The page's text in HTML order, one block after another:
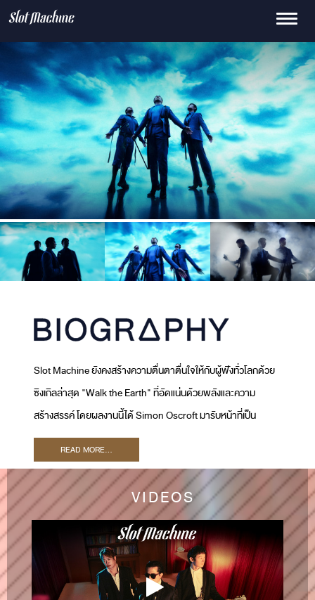
Slot Machine ยังคงสร้างความตื่นตาตื่นใจให้กับผู้ฟังทั่วโลกด้วย
ซิงเกิลล่าสุด "Walk the Earth" ที่อัดแน่นด้วยพลังและความ
สร้างสรรค์ โดยผลงานนี้ได้ Simon Oscroft มารับหน้าที่เป็น
โปรดิวเซอร์ และ Ryan Tedder เจ้าของรางวัลแกรมมี่มาร่วมเป็น
Executive Producer เพลงนี้สะท้อนให้เห็นถึงภารกิจของ Slot
Machine ในการพัฒนาซาวด์ใหม่ ๆ และขยายฐานผู้ฟังทั่วโลก
READ MORE...
VIDEOS